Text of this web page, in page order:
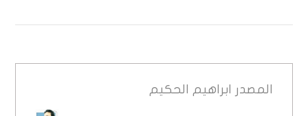
المصدر ابراهيم الحكيم